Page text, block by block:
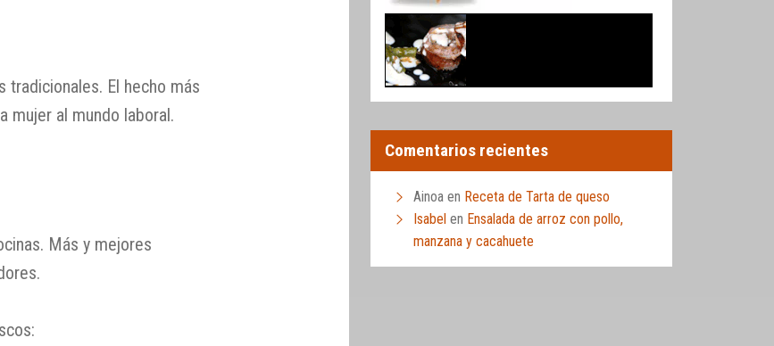
tradicionales. El hecho más
mujer al mundo laboral.
Más y mejores
Comentarios recientes
Ainoa en Receta de Tarta de queso
Isabel en Ensalada de arroz con pollo,
manzana y cacahuete